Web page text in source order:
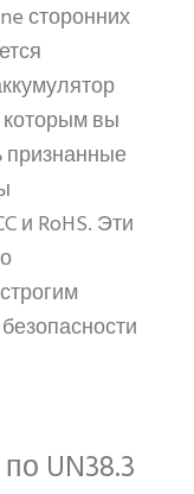
сторонних
которым вы
признанные
и RoHS. Эти
UN38.3